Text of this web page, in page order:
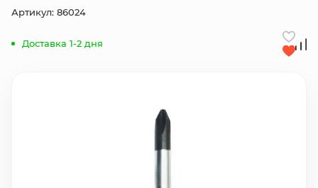
Артикул: 86024
Доставка 1-2 дня